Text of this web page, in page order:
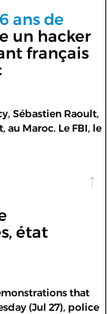
ans de
un hacker
français
Sébastien Raoult,
au Maroc. Le FBI, le
état
that
(Jul 27), police